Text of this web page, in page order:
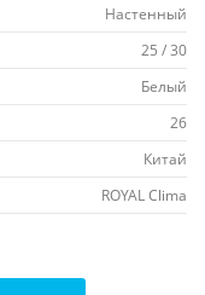
Настенный
25 / 30
Белый
26
Китай
ROYAL Clima